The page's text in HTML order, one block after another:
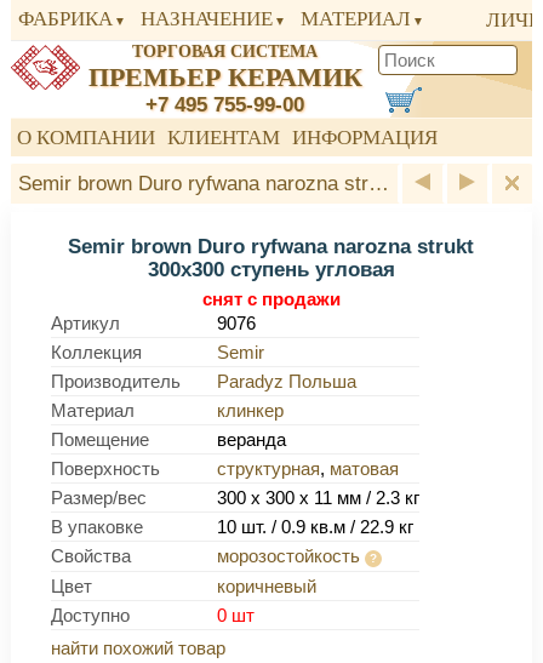
ФАБРИКА НАЗНАЧЕНИЕ МАТЕРИАЛ
ТОРГОВАЯ СИСТЕМА
ПРЕМЬЕР КЕРАМИК
+7 495 755-99-00
О КОМПАНИИ КЛИЕНТАМ ИНФОРМАЦИЯ
Semir brown Duro ryfwana narozna strukt 300x300 ступень угловая Paradyz
Semir brown Duro ryfwana narozna strukt
300x300 ступень угловая
снят с продажи
Артикул
9076
Коллекция
Semir
Производитель
Paradyz Польша
Материал
клинкер
Помещение
веранда
Поверхность
структурная, матовая
Размер/вес
300 x 300 x 11 мм / 2.3 кг
В упаковке
10 шт. / 0.9 кв.м / 22.9 кг
Свойства
морозостойкость
Цвет
коричневый
Доступно
0 шт
найти похожий товар